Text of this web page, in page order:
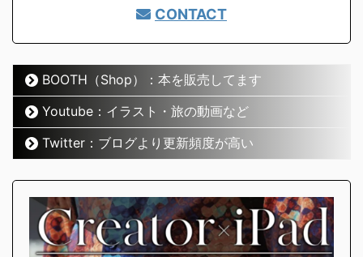
CONTACT
BOOTH（Shop）：本を販売してます
Youtube：イラスト・旅の動画など
Twitter：ブログより更新頻度が高い